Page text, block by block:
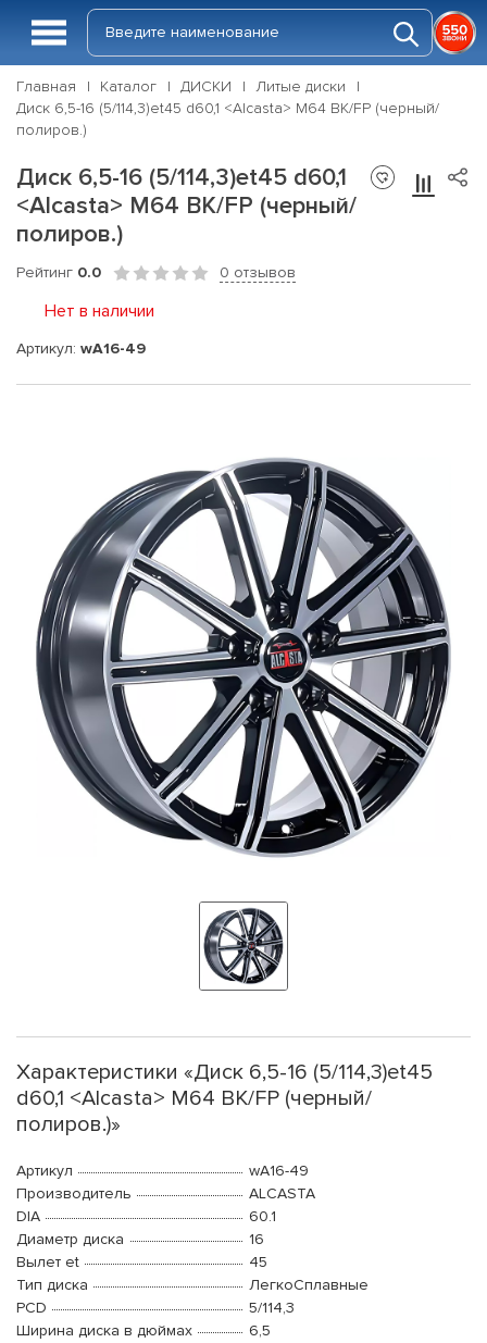
Главная Каталог ДИСКИ
Литые диски
Диск 6,5-16 (5/114,3)et45 d60,1 <Alcasta> M64 BK/FP (черный/
полиров.)
Диск 6,5-16 (5/114,3)et45 d60,1
<Alcasta> M64 BK/FP (черный/
полиров.)
Рейтинг 0.0 0 отзывов
Нет в наличии
Артикул: wA16-49
Характеристики «Диск 6,5-16 (5/114,3)et45
d60,1 <Alcasta> M64 BK/FP (черный/
полиров.)»
Артикул
wA16-49
Производитель
ALCASTA
DIA
60.1
Диаметр диска
16
Вылет et
45
Тип диска
ЛегкоСплавные
PCD
5/114,3
Ширина диска в дюймах
6,5